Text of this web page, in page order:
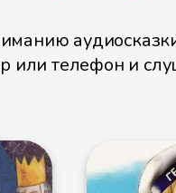
или телефон и